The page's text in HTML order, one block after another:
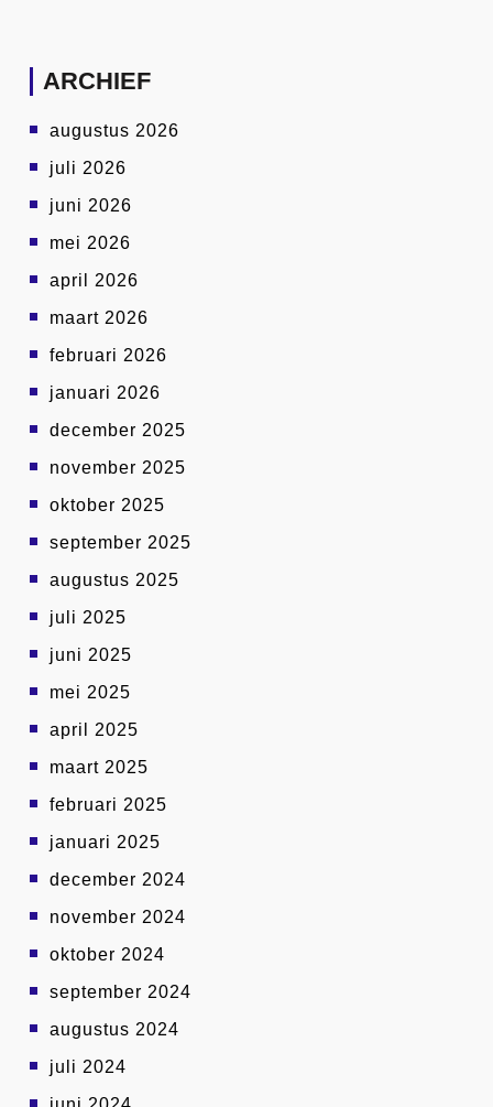
ARCHIEF
augustus 2026
juli 2026
juni 2026
mei 2026
april 2026
maart 2026
februari 2026
januari 2026
december 2025
november 2025
oktober 2025
september 2025
augustus 2025
juli 2025
juni 2025
mei 2025
april 2025
maart 2025
februari 2025
januari 2025
december 2024
november 2024
oktober 2024
september 2024
augustus 2024
juli 2024